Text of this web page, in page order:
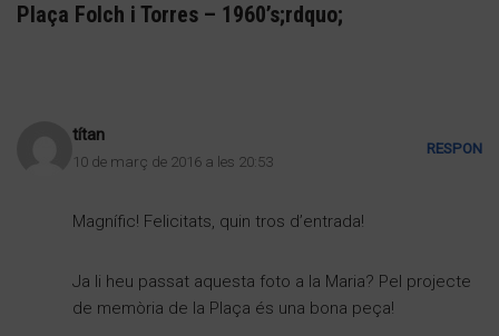
Plaça Folch i Torres – 1960’s;rdquo;
títan
10 de març de 2016 a les 20:53
RESPON
Magnífic! Felicitats, quin tros d’entrada!
Ja li heu passat aquesta foto a la Maria? Pel projecte
de memòria de la Plaça és una bona peça!